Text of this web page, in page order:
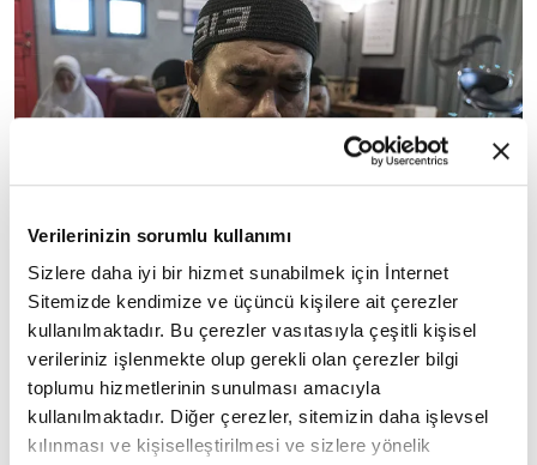
Verilerinizin sorumlu kullanımı
Sizlere daha iyi bir hizmet sunabilmek için İnternet
Sitemizde kendimize ve üçüncü kişilere ait çerezler
kullanılmaktadır. Bu çerezler vasıtasıyla çeşitli kişisel
verileriniz işlenmekte olup gerekli olan çerezler bilgi
toplumu hizmetlerinin sunulması amacıyla
kullanılmaktadır. Diğer çerezler, sitemizin daha işlevsel
kılınması ve kişiselleştirilmesi ve sizlere yönelik